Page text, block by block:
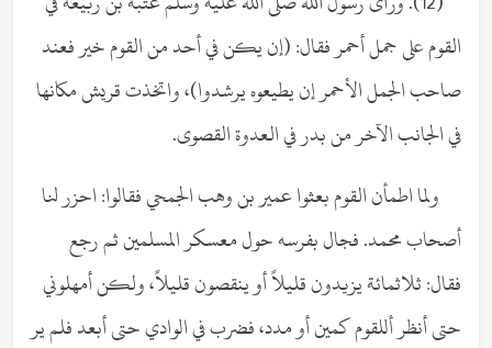
القوم على جمل أحمر فقال: (إن يكن في أحد من القوم خير فعند
صاحب الجمل الأحمر إن يطيعوه يرشدوا)، واتخذت قريش مكانها
في الجانب الآخر من بدر في العدوة القصوى.
ولما اطمأن القوم بعثوا عمير بن وهب الجمحي فقالوا: احزر لنا
أصحاب محمد. فجال بفرسه حول معسكر المسلمين ثم رجع
فقال: ثلاثمائة يزيدون قليلاً أو ينقصون قليلاً، ولكن أمهلوني
حتى أنظر أللقوم كمين أو مدد، فضرب في الوادي حتى أبعد فلم ير